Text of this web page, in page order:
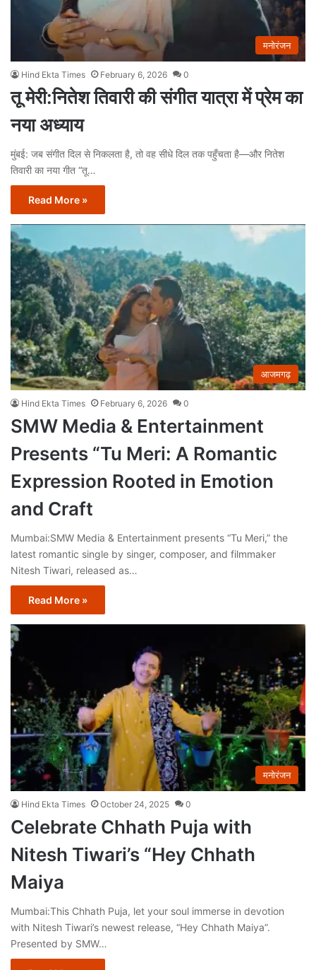
मनोरंजन
Hind Ekta Times February 6, 2026 0
तू मेरी:नितेश तिवारी की संगीत यात्रा में प्रेम का
नया अध्याय
मुंबई: जब संगीत दिल से निकलता है, तो वह सीधे दिल तक पहुँचता है—और नितेश
तिवारी का नया गीत “तू…
Read More »
आजमगढ़
Hind Ekta Times February 6, 2026 0
SMW Media & Entertainment
Presents “Tu Meri: A Romantic
Expression Rooted in Emotion
and Craft
Mumbai:SMW Media & Entertainment presents “Tu Meri,” the
latest romantic single by singer, composer, and filmmaker
Nitesh Tiwari, released as…
Read More »
मनोरंजन
Hind Ekta Times October 24, 2025 0
Celebrate Chhath Puja with
Nitesh Tiwari’s “Hey Chhath
Maiya
Mumbai:This Chhath Puja, let your soul immerse in devotion
with Nitesh Tiwari’s newest release, “Hey Chhath Maiya”.
Presented by SMW…